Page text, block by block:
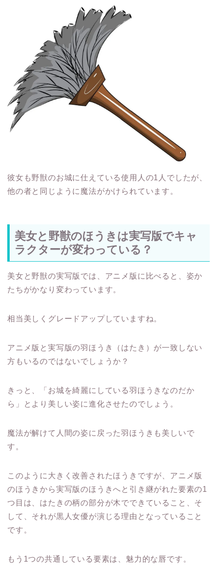
彼女も野獣のお城に仕えている使用人の1人でしたが、
他の者と同じように魔法がかけられています。
美女と野獣のほうきは実写版でキャ
ラクターが変わっている？
美女と野獣の実写版では、アニメ版に比べると、姿か
たちがかなり変わっています。
相当美しくグレードアップしていますね。
アニメ版と実写版の羽ほうき（はたき）が一致しない
方もいるのではないでしょうか？
きっと、「お城を綺麗にしている羽ほうきなのだか
ら」とより美しい姿に進化させたのでしょう。
魔法が解けて人間の姿に戻った羽ほうきも美しいで
す。
このように大きく改善されたほうきですが、アニメ版
のほうきから実写版のほうきへと引き継がれた要素の1
つ目は、はたきの柄の部分が木でできていること、そ
して、それが黒人女優が演じる理由となっていること
です。
もう1つの共通している要素は、魅力的な唇です。